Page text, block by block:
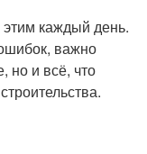
каждый день.
важно
но и всё, что